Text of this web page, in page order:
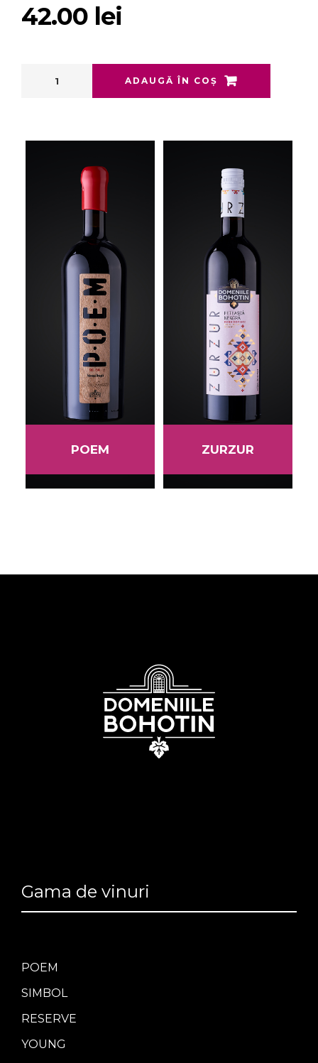
42.00 lei
ADAUGĂ ÎN COȘ
POEM ZURZUR
Gama de vinuri
POEM
SIMBOL
RESERVE
YOUNG